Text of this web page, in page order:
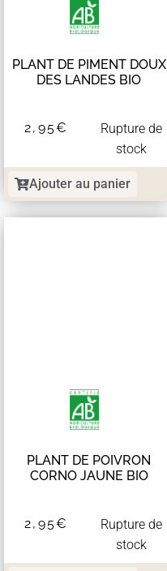
PLANT DE PIMENT DOUX
DES LANDES BIO
2,95€
Rupture de
stock
Ajouter au panier
PLANT DE POIVRON
CORNO JAUNE BIO
2,95€
Rupture de
stock